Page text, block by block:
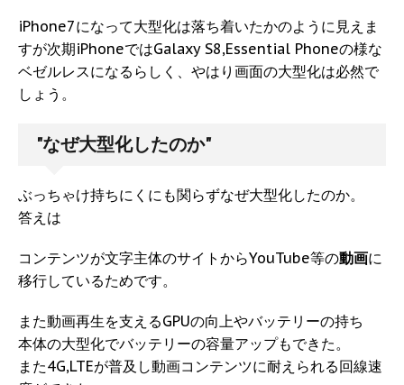
iPhone7になって大型化は落ち着いたかのように見えま
すが次期iPhoneではGalaxy S8,Essential Phoneの様な
ベゼルレスになるらしく、やはり画面の大型化は必然で
しょう。
"なぜ大型化したのか"
ぶっちゃけ持ちにくにも関らずなぜ大型化したのか。
答えは
コンテンツが文字主体のサイトからYouTube等の動画に
移行しているためです。
また動画再生を支えるGPUの向上やバッテリーの持ち
本体の大型化でバッテリーの容量アップもできた。
また4G,LTEが普及し動画コンテンツに耐えられる回線速